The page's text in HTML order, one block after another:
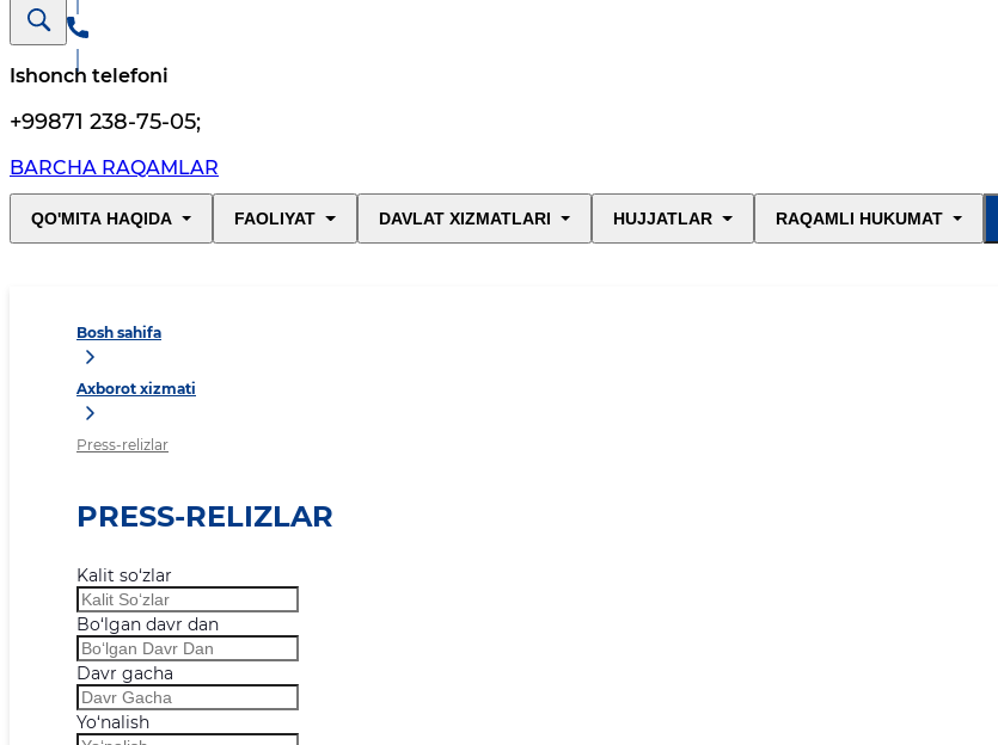
Ishonch telefoni
+99871 238-75-05;
BARCHA RAQAMLAR
QO'MITA HAQIDA FAOLIYAT DAVLAT XIZMATLARI HUJJATLAR RAQAMLI HUKUMAT
Bosh sahifa
Axborot xizmati
Press-relizlar
PRESS-RELIZLAR
Kalit so‘zlar
Bo‘lgan davr dan
Davr gacha
Yo‘nalish